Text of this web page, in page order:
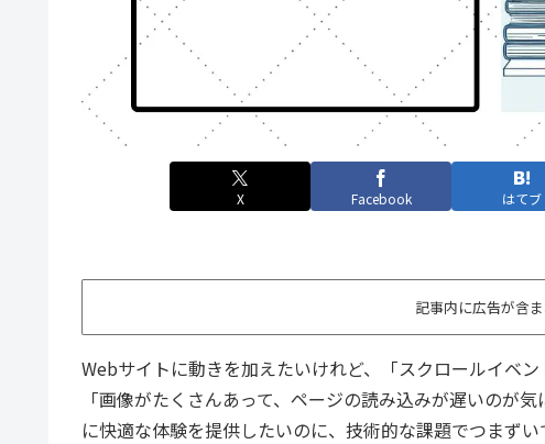
X Facebook はてブ
記事内に広告が含ま
Webサイトに動きを加えたいけれど、「スクロールイベ
「画像がたくさんあって、ページの読み込みが遅いのが
に快適な体験を提供したいのに、技術的な課題でつまず